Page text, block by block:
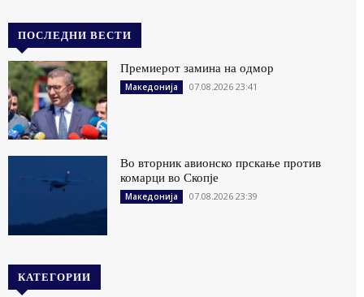
ПОСЛЕДНИ ВЕСТИ
Премиерот замина на одмор
Македонија 07.08.2026 23:41
Во вторник авионско прскање против
комарци во Скопје
Македонија 07.08.2026 23:39
КАТЕГОРИИ